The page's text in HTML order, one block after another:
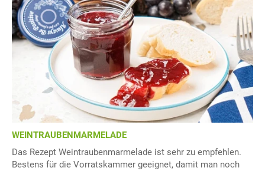
WEINTRAUBENMARMELADE
Das Rezept Weintraubenmarmelade ist sehr zu empfehlen.
Bestens für die Vorratskammer geeignet, damit man noch